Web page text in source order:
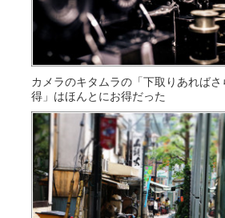
カメラのキタムラの「下取りあればさ
得」はほんとにお得だった